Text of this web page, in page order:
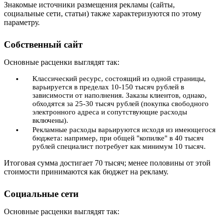
Знакомые источники размещения рекламы (сайты,
социальные сети, статьи) также характеризуются по этому
параметру.
Собственный сайт
Основные расценки выглядят так:
Классический ресурс, состоящий из одной страницы,
варьируется в пределах 10-150 тысяч рублей в
зависимости от наполнения. Заказы клиентов, однако,
обходятся за 25-30 тысяч рублей (покупка свободного
электронного адреса и сопутствующие расходы
включены).
Рекламные расходы варьируются исходя из имеющегося
бюджета: например, при общей "копилке" в 40 тысяч
рублей специалист потребует как минимум 10 тысяч.
Итоговая сумма достигает 70 тысяч; менее половины от этой
стоимости принимаются как бюджет на рекламу.
Социальные сети
Основные расценки выглядят так: